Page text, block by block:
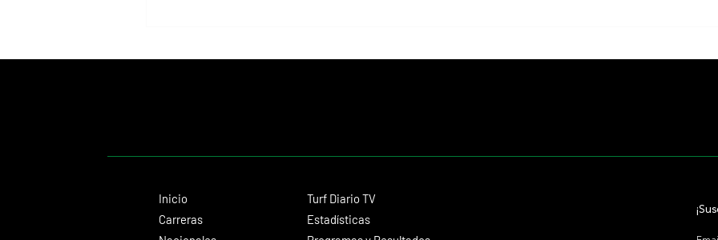
Inicio
Carreras
Turf Diario TV
Estadísticas